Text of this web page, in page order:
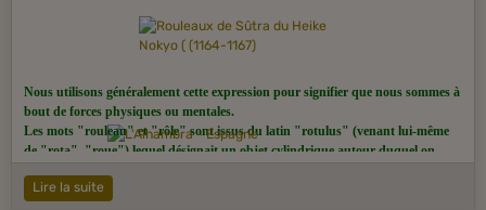
Nous utilisons généralement cette expression pour signifier que nous sommes à
bout de forces physiques ou mentales.
Les mots "rouleau" et "rôle" sont issus du latin "rotulus" (venant lui-même
de "rota", "roue") lequel désignait un objet cylindrique autour duquel on
pour l'écriture utilisé durant le Moyen Âge, jusqu'à ce que le papier fasse son
Lire la suite